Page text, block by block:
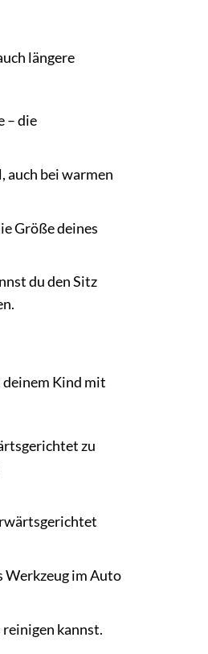
längere
– die
auch bei warmen
Größe deines
du den Sitz
Kind mit
zu
Werkzeug im Auto
reinigen kannst.